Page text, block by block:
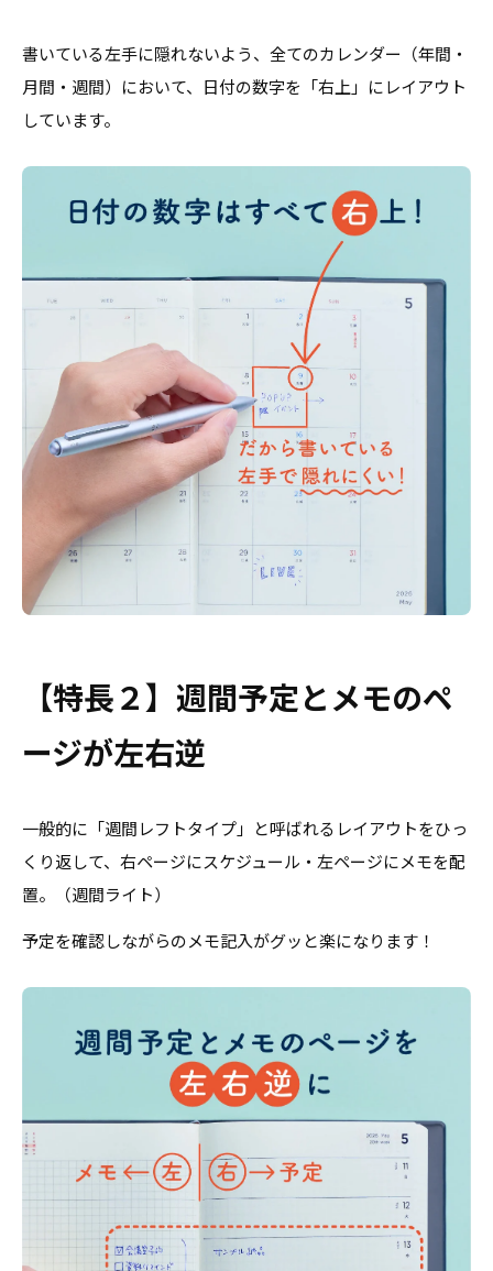
書いている左手に隠れないよう、全てのカレンダー（年間・
月間・週間）において、日付の数字を「右上」にレイアウト
しています。
【特長２】週間予定とメモのペ
ージが左右逆
一般的に「週間レフトタイプ」と呼ばれるレイアウトをひっ
くり返して、右ページにスケジュール・左ページにメモを配
置。（週間ライト）
予定を確認しながらのメモ記入がグッと楽になります！